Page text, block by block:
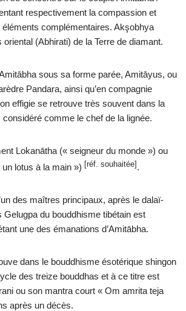
respectivement la compassion et
éléments complémentaires. Akşobhya
oriental (Abhirati) de la Terre de diamant.
sous sa forme parée, Amitāyus, ou
Pandara, ainsi qu’en compagnie
effigie se retrouve très souvent dans la
considéré comme le chef de la lignée.
Lokanātha (« seigneur du monde ») ou
lotus à la main »)
réf. souhaitée] .
des maîtres principaux, après le dalaï-
Gelugpa du bouddhisme tibétain est
une des émanations d’Amitābha.
dans le bouddhisme ésotérique shingon
des treize bouddhas et à ce titre est
ou son mantra court « Om amrita teja
après un décès.